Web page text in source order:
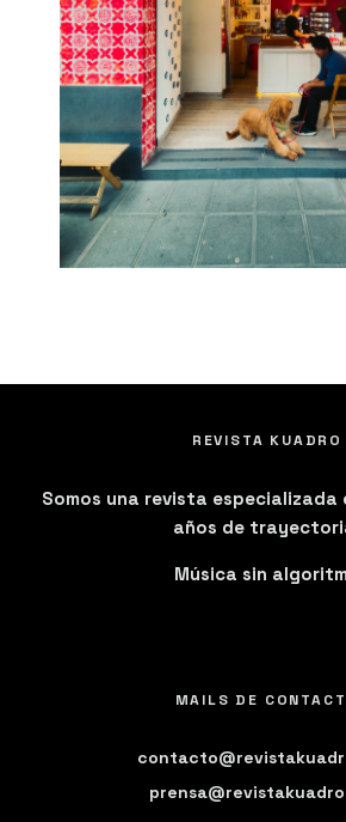
REVISTA KUADRO
Somos una revista especializada
años de
Música sin
MAILS DE